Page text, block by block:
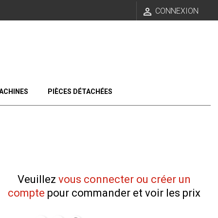
 CONNEXION
PIÈCES DÉTACHÉES
Veuillez vous connecter ou créer un
compte pour commander et voir les prix